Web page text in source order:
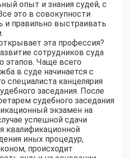
опыт и знания судей, с
это в совокупности
и правильно выстраивать
эта профессия?
сотрудников суда
этапов. Чаще всего
в суде начинается с
специалиста канцелярия
заседания. После
судебного заседания
экзамен на
успешной сдачи
квалификационной
иных процедур,
происходит